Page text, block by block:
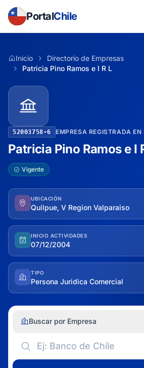
PortalChile
Inicio
Directorio de Empresas
Patricia Pino Ramos e I R L
52003758-6 EMPRESA REGISTRADA EN
Patricia Pino Ramos e I
Vigente
UBICACIÓN
Quilpue, V Region Valparaiso
INICIO ACTIVIDADES
07/12/2004
TIPO
Persona Juridica Comercial
Buscar por Empresa